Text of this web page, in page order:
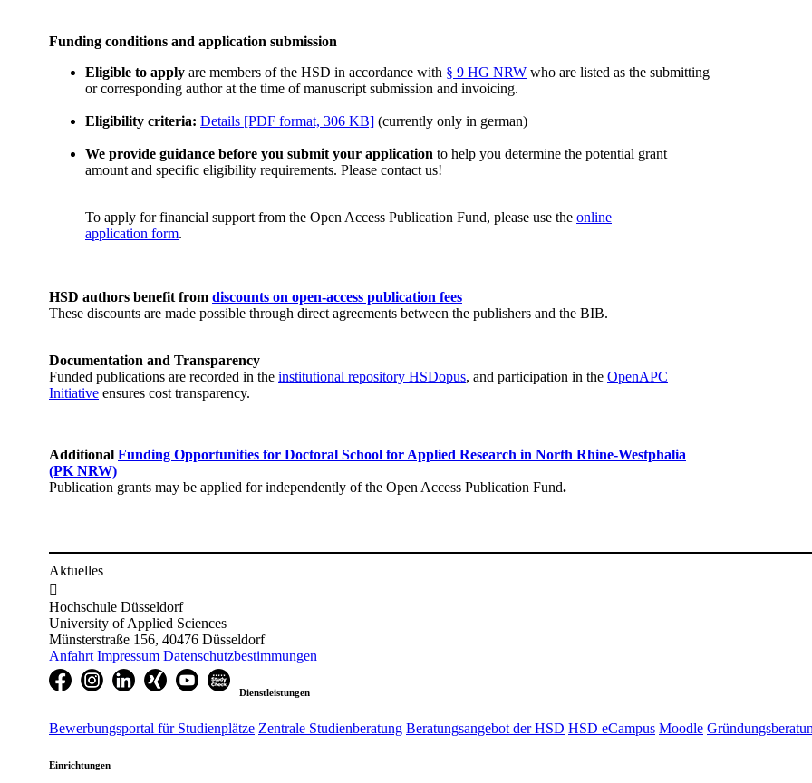
​Funding conditions and application submission
Eligible to apply are members of the HSD in accordance with § 9 HG NRW who are listed as the submitting
or corresponding author at the time of manuscript submission and invoicing. ​
Eligibility criteria: Details [PDF format, 306 KB] (currently only in german)
We provide guidance before you submit your application to help you determine the potential grant
amount and specific eligibility requirements. Please contact us!
To apply for financial support from the Open Access Publication Fund, please use the online
application form​.
HSD authors benefit from discounts on open-access publication fees
These discounts are made possible through direct agreements between the publishers and the BIB.
Documentation and Transparency
Funded publications are recorded in the institutional repository HSDopus, and participation in the OpenAPC
Initiative ensures cost transparency.
Additional Funding Opportunities for Doctoral School for Applied Research in North Rhine-Westphalia
(PK NRW)
Publication grants may be applied for independently of the Open Access Publication Fund.
Aktuelles

Hochschule Düsseldorf
University of Applied Sciences
Münsterstraße 156, 40476 Düsseldorf
Anfahrt Impressum Datenschutzbestimmungen
Dienstleistungen
Bewerbungsportal für Studienplätze Zentrale Studienberatung Beratungsangebot der HSD HSD eCampus Moodle
Einrichtungen